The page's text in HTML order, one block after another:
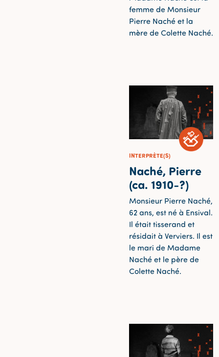
femme de Monsieur
Pierre Naché et la
mère de Colette Naché.
INTERPRÈTE(S)
Naché, Pierre
(ca. 1910-?)
Monsieur Pierre Naché,
62 ans, est né à Ensival.
Il était tisserand et
résidait à Verviers. Il est
le mari de Madame
Naché et le père de
Colette Naché.